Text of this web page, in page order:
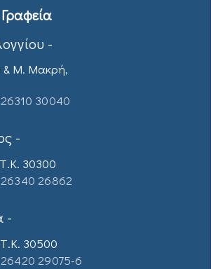
-
Μ. Μακρή,
26310 30040
-
30300
26340 26862
-
30500
26420 29075-6